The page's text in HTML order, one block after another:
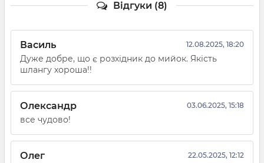
Відгуки (8)
Василь 12.08.2025, 18:20
Дуже добре, що є розхідник до мийок. Якість
шлангу хороша!!
Олександр 03.06.2025, 15:18
все чудово!
Олег 22.05.2025, 12:12